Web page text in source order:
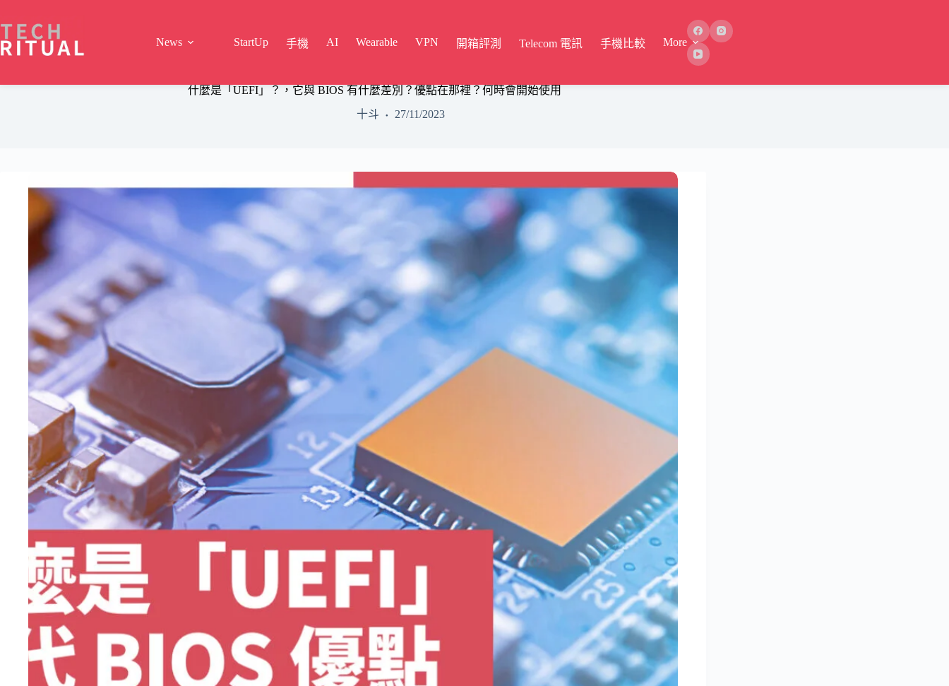
content
News
StartUp 手機 AI Wearable VPN 開箱評測 Telecom 電訊 手機比較 More
什麼是「UEFI」？，它與 BIOS 有什麼差別？優點在那裡？何時會開始使用
十斗
27/11/2023